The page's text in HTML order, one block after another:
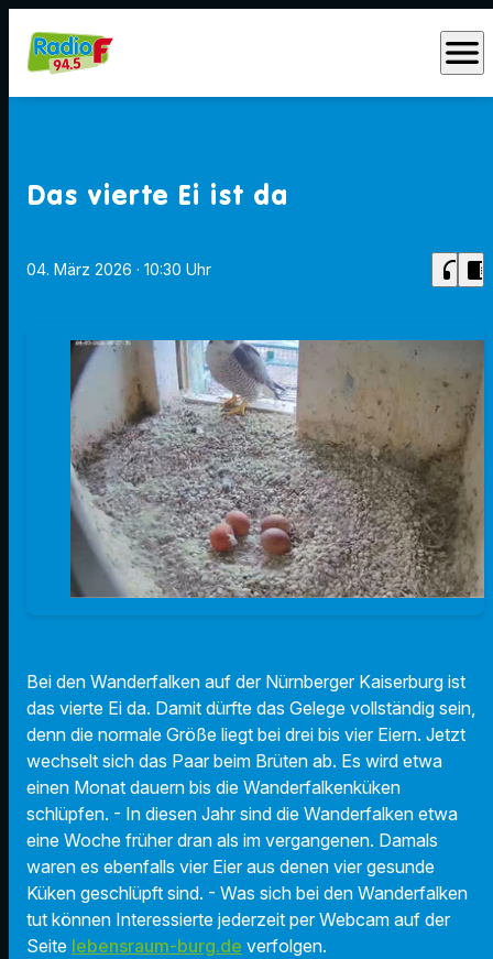
menu
Das vierte Ei ist da
04. März 2026 · 10:30 Uhr headphones chrome_reader_mode
Bei den Wanderfalken auf der Nürnberger Kaiserburg ist
das vierte Ei da. Damit dürfte das Gelege vollständig sein,
denn die normale Größe liegt bei drei bis vier Eiern. Jetzt
wechselt sich das Paar beim Brüten ab. Es wird etwa
einen Monat dauern bis die Wanderfalkenküken
schlüpfen. - In diesen Jahr sind die Wanderfalken etwa
eine Woche früher dran als im vergangenen. Damals
waren es ebenfalls vier Eier aus denen vier gesunde
Küken geschlüpft sind. - Was sich bei den Wanderfalken
tut können Interessierte jederzeit per Webcam auf der
Seite lebensraum-burg.de verfolgen.